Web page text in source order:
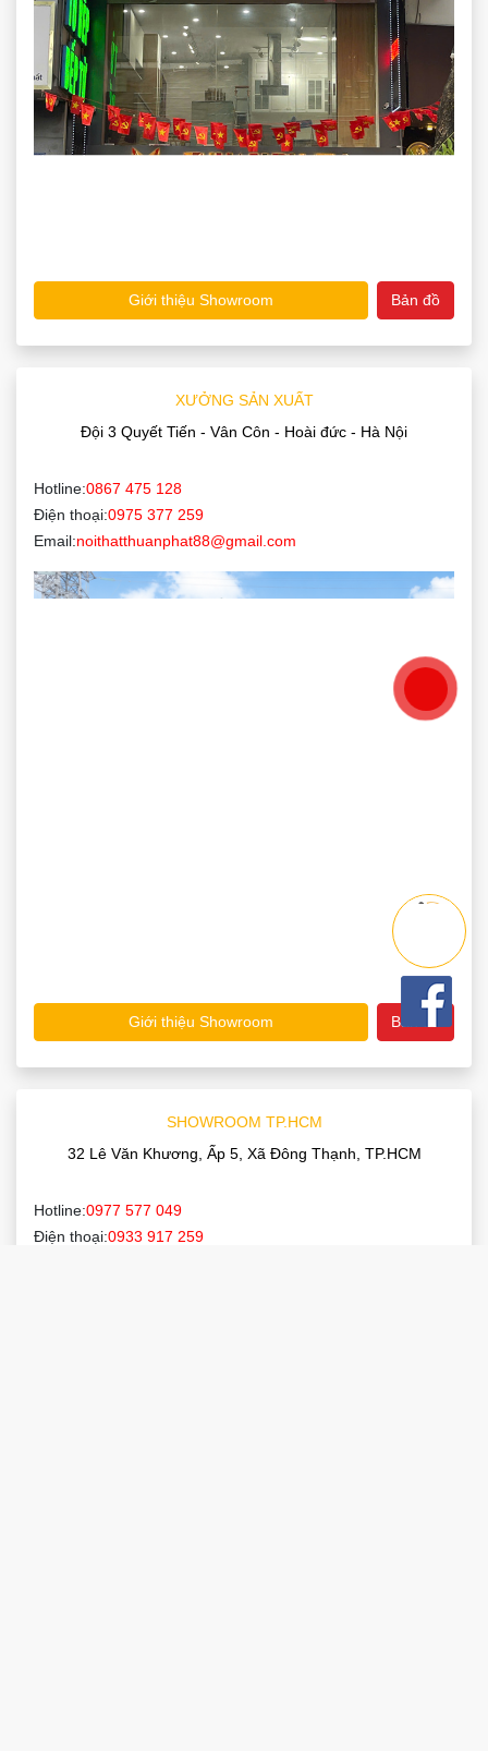
Giới thiệu Showroom Bản đồ
XƯỞNG SẢN XUẤT
Đội 3 Quyết Tiến - Vân Côn - Hoài đức - Hà Nội
Hotline:0867 475 128
Điện thoại:0975 377 259
Email:noithatthuanphat88@gmail.com
Giới thiệu Showroom Bản đồ
SHOWROOM TP.HCM
32 Lê Văn Khương, Ấp 5, Xã Đông Thạnh, TP.HCM
Hotline:0977 577 049
Điện thoại:0933 917 259